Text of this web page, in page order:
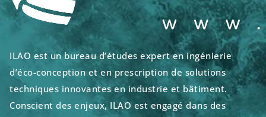
ILAO est un bureau d’études expert en ingénierie
d’éco-conception et en prescription de solutions
techniques innovantes en industrie et bâtiment.
Conscient des enjeux, ILAO est engagé dans des